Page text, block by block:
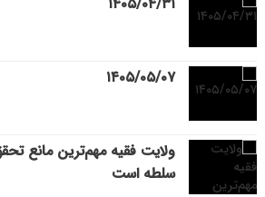
۱۴۰۵/۰۵/۰۷
ولایت فقیه مهم‌ترین مانع
سلطه است